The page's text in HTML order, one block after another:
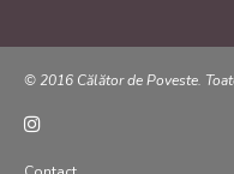
© 2016 Călător de Poveste.